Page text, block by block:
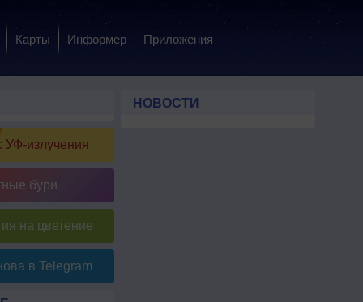
Карты Информер Приложения
УФ-излучения
бури
на цветение
в Telegram
НОВОСТИ